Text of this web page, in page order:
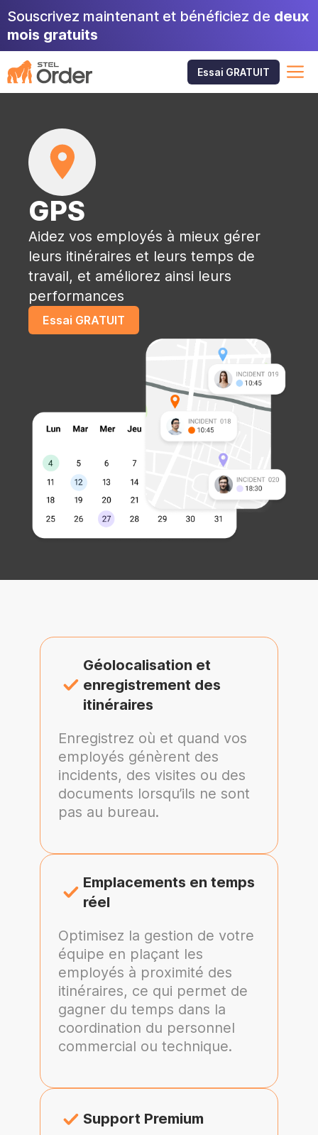
AllerSouscrivez maintenant et bénéficiez de deux
mois gratuits
Essai GRATUIT
GPS
Aidez vos employés à mieux gérer
leurs itinéraires et leurs temps de
travail, et améliorez ainsi leurs
performances
Essai GRATUIT
Géolocalisation et
enregistrement des
itinéraires
Enregistrez où et quand vos
employés génèrent des
incidents, des visites ou des
documents lorsqu’ils ne sont
pas au bureau.
Emplacements en temps
réel
Optimisez la gestion de votre
équipe en plaçant les
employés à proximité des
itinéraires, ce qui permet de
gagner du temps dans la
coordination du personnel
commercial ou technique.
Support Premium